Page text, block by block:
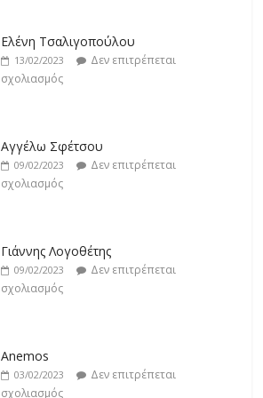
19/02/2023
Δεν επιτρέπεται
σχολιασμός
Ελένη Τσαλιγοπούλου
13/02/2023
Δεν επιτρέπεται
σχολιασμός
Αγγέλω Σφέτσου
09/02/2023
Δεν επιτρέπεται
σχολιασμός
Γιάννης Λογοθέτης
09/02/2023
Δεν επιτρέπεται
σχολιασμός
Anemos
03/02/2023
Δεν επιτρέπεται
σχολιασμός